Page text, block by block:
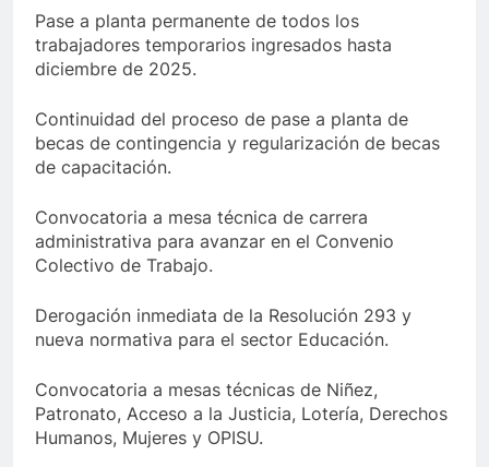
Pase a planta permanente de todos los
trabajadores temporarios ingresados hasta
diciembre de 2025.
Continuidad del proceso de pase a planta de
becas de contingencia y regularización de becas
de capacitación.
Convocatoria a mesa técnica de carrera
administrativa para avanzar en el Convenio
Colectivo de Trabajo.
Derogación inmediata de la Resolución 293 y
nueva normativa para el sector Educación.
Convocatoria a mesas técnicas de Niñez,
Patronato, Acceso a la Justicia, Lotería, Derechos
Humanos, Mujeres y OPISU.